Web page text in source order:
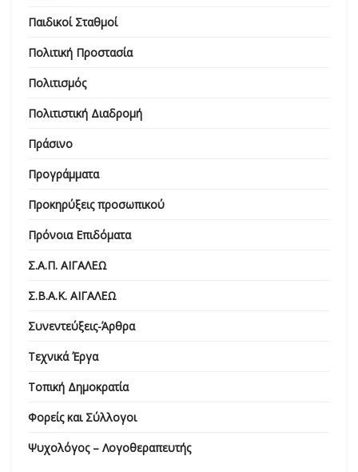
Παιδικοί Σταθμοί
Πολιτική Προστασία
Πολιτισμός
Πολιτιστική Διαδρομή
Πράσινο
Προγράμματα
Προκηρύξεις προσωπικού
Πρόνοια Επιδόματα
Σ.Α.Π. ΑΙΓΑΛΕΩ
Σ.Β.Α.Κ. ΑΙΓΑΛΕΩ
Συνεντεύξεις-Άρθρα
Τεχνικά Έργα
Τοπική Δημοκρατία
Φορείς και Σύλλογοι
Ψυχολόγος – Λογοθεραπευτής